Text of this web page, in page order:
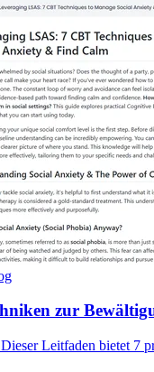
zur
Leitfaden bietet 7